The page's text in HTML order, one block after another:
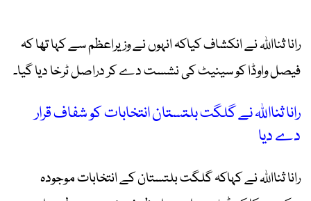
رانا ثنااللہ نے انکشاف کیاکہ انہوں نے وزیراعظم سے کہا تھا کہ
فیصل واوڈا کو سینیٹ کی نشست دے کر دراصل ٹرخا دیا گیا۔
رانا ثنااللہ نے گلگت بلتستان انتخابات کو شفاف قرار
دے دیا
رانا ثنااللہ نے کہاکہ گلگت بلتستان کے انتخابات موجودہ